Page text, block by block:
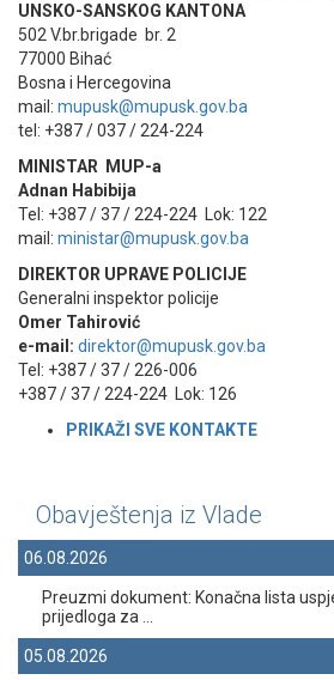
UNSKO-SANSKOG KANTONA
502 V.br.brigade br. 2
77000 Bihać
Bosna i Hercegovina
mail: mupusk@mupusk.gov.ba
tel: +387 / 037 / 224-224
MINISTAR MUP-a
Adnan Habibija
Tel: +387 / 37 / 224-224 Lok: 122
mail: ministar@mupusk.gov.ba
DIREKTOR UPRAVE POLICIJE
Generalni inspektor policije
Omer Tahirović
e-mail: direktor@mupusk.gov.ba
Tel: +387 / 37 / 226-006
+387 / 37 / 224-224 Lok: 126
PRIKAŽI SVE KONTAKT E
Obavještenja iz Vlade
06.08.2026
Preuzmi dokument: Konačna lista
prijedloga za ...
05.08.2026